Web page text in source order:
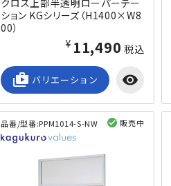
クロス上部半透明ローパーテー
ション KGシリーズ（H1400×W8
00）
¥11,490 税込
shop_2 バリエーション visibility
品番/型番:PPM1014-S-NW
販売中